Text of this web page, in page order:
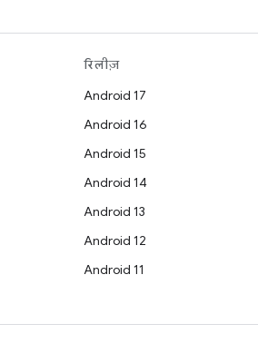
रिलीज़
Android 17
Android 16
Android 15
Android 14
Android 13
Android 12
Android 11